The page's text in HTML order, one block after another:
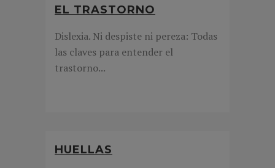
EL TRASTORNO
Dislexia. Ni despiste ni pereza: Todas
las claves para entender el
trastorno...
HUELLAS